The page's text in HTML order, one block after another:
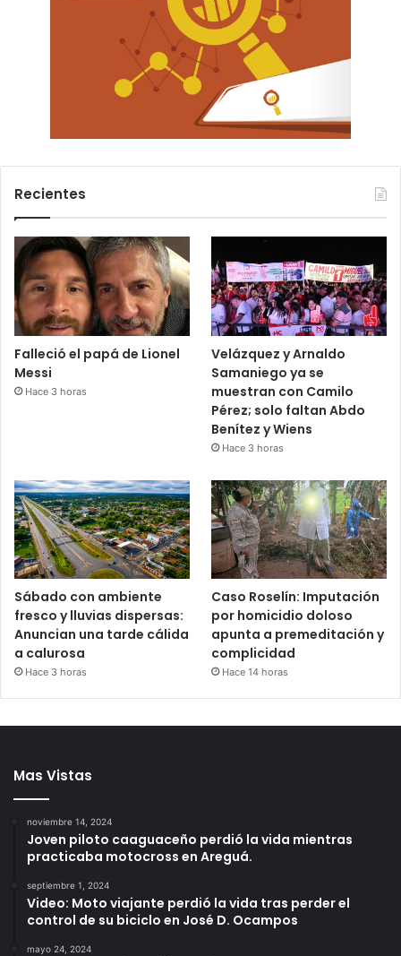
Recientes
Falleció el papá de Lionel
Messi
Hace 3 horas
Velázquez y Arnaldo
Samaniego ya se
muestran con Camilo
Pérez; solo faltan Abdo
Benítez y Wiens
Hace 3 horas
Sábado con ambiente
fresco y lluvias dispersas:
Anuncian una tarde cálida
a calurosa
Hace 3 horas
Caso Roselín: Imputación
por homicidio doloso
apunta a premeditación y
complicidad
Hace 14 horas
Mas Vistas
noviembre 14, 2024
Joven piloto caaguaceño perdió la vida mientras
practicaba motocross en Areguá.
septiembre 1, 2024
Video: Moto viajante perdió la vida tras perder el
control de su biciclo en José D. Ocampos
mayo 24, 2024